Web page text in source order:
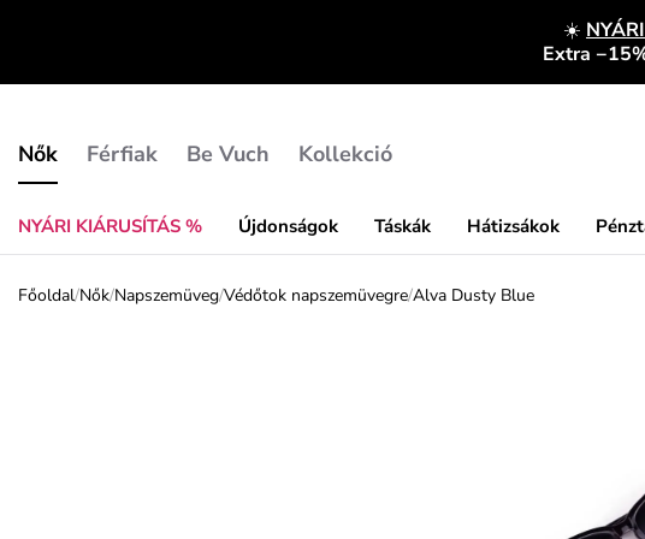
☀️
Extra
Nők
NYÁRI KIÁRUSÍTÁS % Újdonságok Táskák Hátizsákok
Férfiak Be Vuch Kollekció
Főoldal/Nők/Napszemüveg/Védőtok napszemüvegre/Alva Dusty Blue